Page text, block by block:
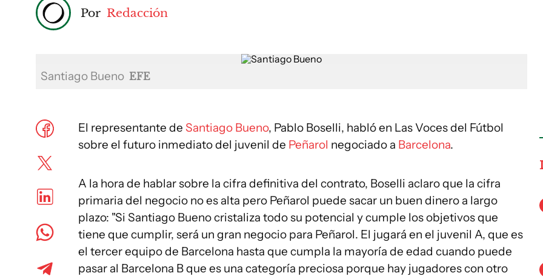
Por Redacción
Santiago Bueno EFE
El representante de Santiago Bueno, Pablo Boselli, habló en Las Voces del Fútbol
sobre el futuro inmediato del juvenil de Peñarol negociado a Barcelona.
A la hora de hablar sobre la cifra definitiva del contrato, Boselli aclaro que la cifra
primaria del negocio no es alta pero Peñarol puede sacar un buen dinero a largo
plazo: "Si Santiago Bueno cristaliza todo su potencial y cumple los objetivos que
tiene que cumplir, será un gran negocio para Peñarol. El jugará en el juvenil A, que es
el tercer equipo de Barcelona hasta que cumpla la mayoría de edad cuando puede
pasar al Barcelona B que es una categoría preciosa porque hay jugadores con otro